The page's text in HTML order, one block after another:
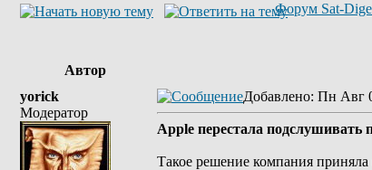
Форум Sat-
Автор
yorick
Модератор
Добавлено: Пн Авг
Apple перестала подслушивать
Такое решение компания приняла